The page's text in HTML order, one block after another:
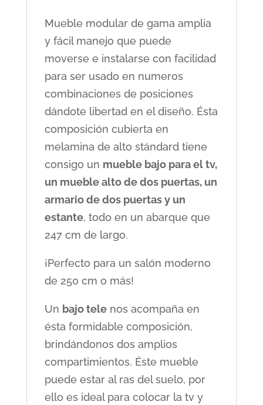
Mueble modular de gama amplia
y fácil manejo que puede
moverse e instalarse con facilidad
para ser usado en numeros
combinaciones de posiciones
dándote libertad en el diseño. Ésta
composición cubierta en
melamina de alto stándard tiene
consigo un mueble bajo para el tv,
un mueble alto de dos puertas, un
armario de dos puertas y un
estante, todo en un abarque que
247 cm de largo.
¡Perfecto para un salón moderno
de 250 cm o más!
Un bajo telenos acompaña en
ésta formidable composición,
brindándonos dos amplios
compartimientos. Éste mueble
puede estar al ras del suelo, por
ello es ideal para colocar la tv y